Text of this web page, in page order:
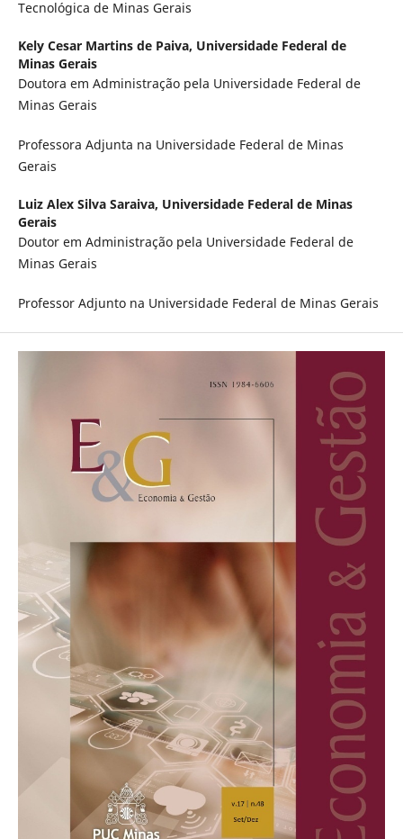
Tecnológica de Minas Gerais
Kely Cesar Martins de Paiva, Universidade Federal de
Minas Gerais
Doutora em Administração pela Universidade Federal de
Minas Gerais
Professora Adjunta na Universidade Federal de Minas
Gerais
Luiz Alex Silva Saraiva, Universidade Federal de Minas
Gerais
Doutor em Administração pela Universidade Federal de
Minas Gerais
Professor Adjunto na Universidade Federal de Minas Gerais